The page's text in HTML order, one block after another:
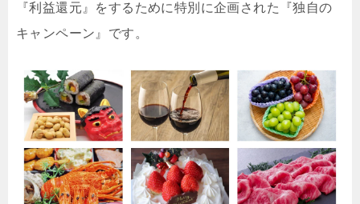
『利益還元』をするために特別に企画された『独自の
キャンペーン』です。